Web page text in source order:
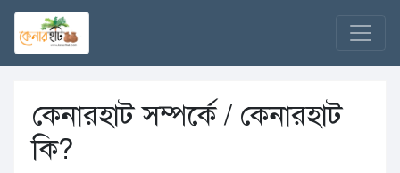
কেনারহাট সম্পর্কে / কেনারহাট
কি?